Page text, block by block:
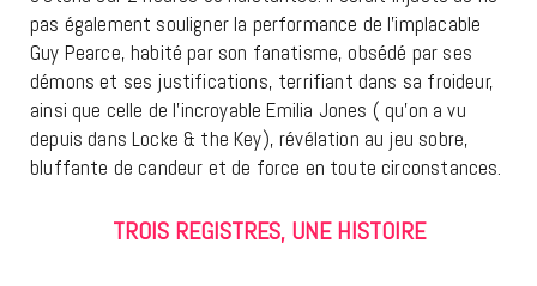
pas également souligner la performance de l’implacable
Guy Pearce, habité par son fanatisme, obsédé par ses
démons et ses justifications, terrifiant dans sa froideur,
ainsi que celle de l’incroyable Emilia Jones ( qu’on a vu
depuis dans Locke & the Key), révélation au jeu sobre,
bluffante de candeur et de force en toute circonstances.
TROIS REGISTRES, UNE HISTOIRE